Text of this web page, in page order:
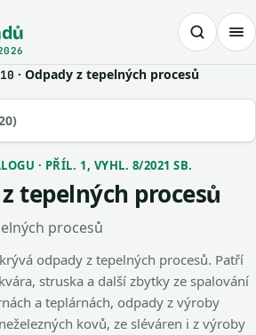
10 · Odpady z tepelných procesů
· PŘÍL. 1, VYHL. 8/2021 SB.
tepelných procesů
procesů
odpady z tepelných procesů. Patří
struska a další zbytky ze spalování
a teplárnách, odpady z výroby
kovů, ze sléváren i z výroby